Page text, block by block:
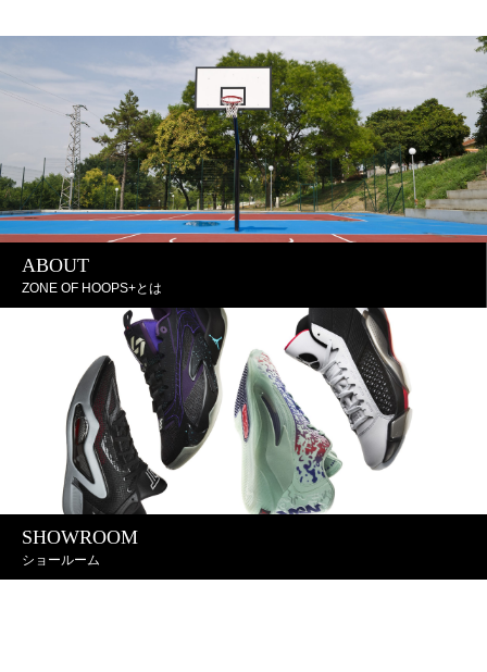
ABOUT
ZONE OF HOOPS+とは
SHOWROOM
ショールーム